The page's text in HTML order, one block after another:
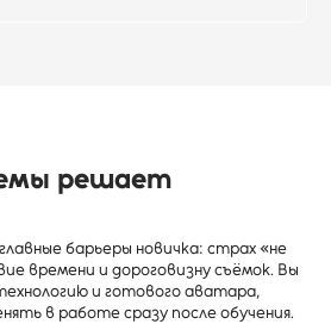
решает
барьеры новичка: страх «не
времени и дороговизну съёмок. Вы
и готового аватара,
в работе сразу после обучения.